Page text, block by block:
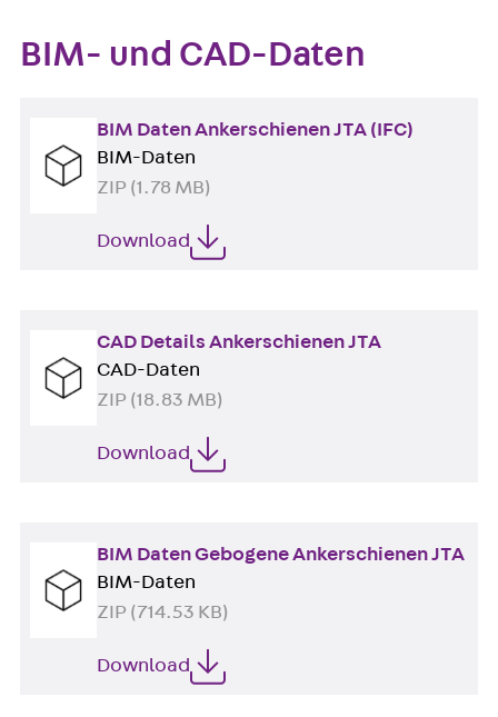
BIM- und CAD-Daten
BIM Daten Ankerschienen JTA (IFC)
BIM-Daten
ZIP (1.78 MB)
Download
CAD Details Ankerschienen JTA
CAD-Daten
ZIP (18.83 MB)
Download
BIM Daten Gebogene Ankerschienen JTA
BIM-Daten
ZIP (714.53 KB)
Download